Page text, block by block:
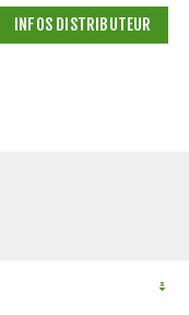
INFOS DISTRIBUTEUR